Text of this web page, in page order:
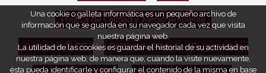
Política de Calidad y Medio Ambiente
Opiniones EUDE Política de Marketing Responsable
Una cookie o galleta informática es un pequeño archivo de
información que se guarda en su navegador cada vez que visita
nuestra página web.
La utilidad de las cookies es guardar el historial de su actividad en
nuestra página web, de manera que, cuando la visite nuevamente,
ésta pueda identificarle y configurar el contenido de la misma en base